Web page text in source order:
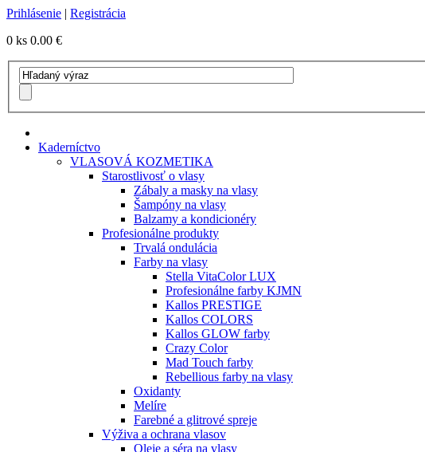
Prihlásenie | Registrácia
0 ks 0.00 €
Kaderníctvo
VLASOVÁ KOZMETIKA
Starostlivosť o vlasy
Zábaly a masky na vlasy
Šampóny na vlasy
Balzamy a kondicionéry
Profesionálne produkty
Trvalá ondulácia
Farby na vlasy
Stella VitaColor LUX
Profesionálne farby KJMN
Kallos PRESTIGE
Kallos COLORS
Kallos GLOW farby
Crazy Color
Mad Touch farby
Rebellious farby na vlasy
Oxidanty
Melíre
Farebné a glitrové spreje
Výživa a ochrana vlasov
Oleje a séra na vlasy